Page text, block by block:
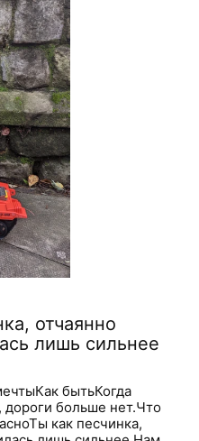
отчаянно
лишь сильнее
бытьКогда
дороги больше нет.Что
как песчинка,